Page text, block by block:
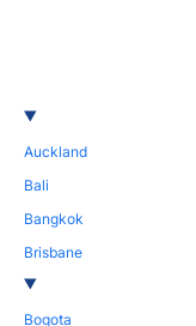
Auckland
Bali
Bangkok
Brisbane
Bogota